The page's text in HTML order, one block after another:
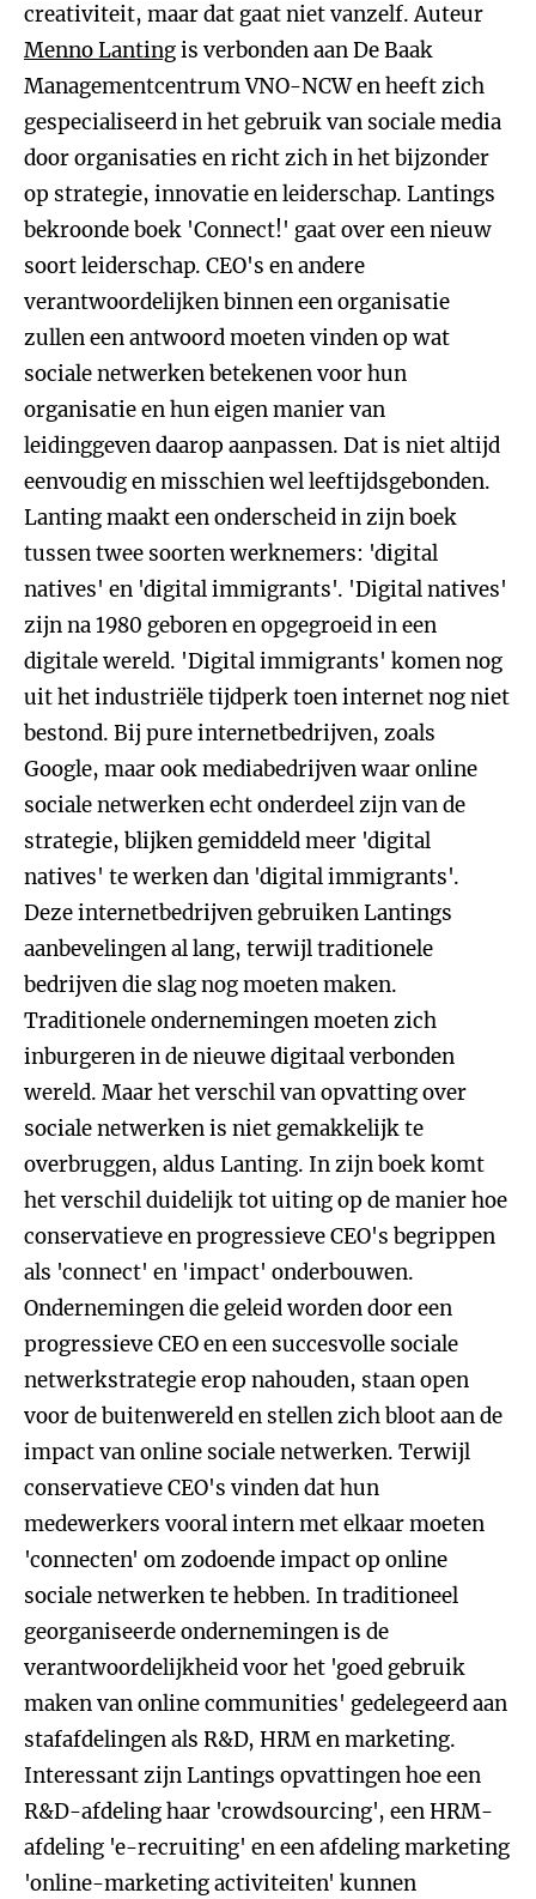
creativiteit, maar dat gaat niet vanzelf. Auteur
Menno Lantingis verbonden aan De Baak
Managementcentrum VNO-NCW en heeft zich
gespecialiseerd in het gebruik van sociale media
door organisaties en richt zich in het bijzonder
op strategie, innovatie en leiderschap. Lantings
bekroonde boek 'Connect!' gaat over een nieuw
soort leiderschap. CEO's en andere
verantwoordelijken binnen een organisatie
zullen een antwoord moeten vinden op wat
sociale netwerken betekenen voor hun
organisatie en hun eigen manier van
leidinggeven daarop aanpassen. Dat is niet altijd
eenvoudig en misschien wel leeftijdsgebonden.
Lanting maakt een onderscheid in zijn boek
tussen twee soorten werknemers: 'digital
natives' en 'digital immigrants'. 'Digital natives'
zijn na 1980 geboren en opgegroeid in een
digitale wereld. 'Digital immigrants' komen nog
uit het industriële tijdperk toen internet nog niet
bestond. Bij pure internetbedrijven, zoals
Google, maar ook mediabedrijven waar online
sociale netwerken echt onderdeel zijn van de
strategie, blijken gemiddeld meer 'digital
natives' te werken dan 'digital immigrants'.
Deze internetbedrijven gebruiken Lantings
aanbevelingen al lang, terwijl traditionele
bedrijven die slag nog moeten maken.
Traditionele ondernemingen moeten zich
inburgeren in de nieuwe digitaal verbonden
wereld. Maar het verschil van opvatting over
sociale netwerken is niet gemakkelijk te
overbruggen, aldus Lanting. In zijn boek komt
het verschil duidelijk tot uiting op de manier hoe
conservatieve en progressieve CEO's begrippen
als 'connect' en 'impact' onderbouwen.
Ondernemingen die geleid worden door een
progressieve CEO en een succesvolle sociale
netwerkstrategie erop nahouden, staan open
voor de buitenwereld en stellen zich bloot aan de
impact van online sociale netwerken. Terwijl
conservatieve CEO's vinden dat hun
medewerkers vooral intern met elkaar moeten
'connecten' om zodoende impact op online
sociale netwerken te hebben. In traditioneel
georganiseerde ondernemingen is de
verantwoordelijkheid voor het 'goed gebruik
maken van online communities' gedelegeerd aan
stafafdelingen als R&D, HRM en marketing.
Interessant zijn Lantings opvattingen hoe een
R&D-afdeling haar 'crowdsourcing', een HRM-
afdeling 'e-recruiting' en een afdeling marketing
'online-marketing activiteiten' kunnen